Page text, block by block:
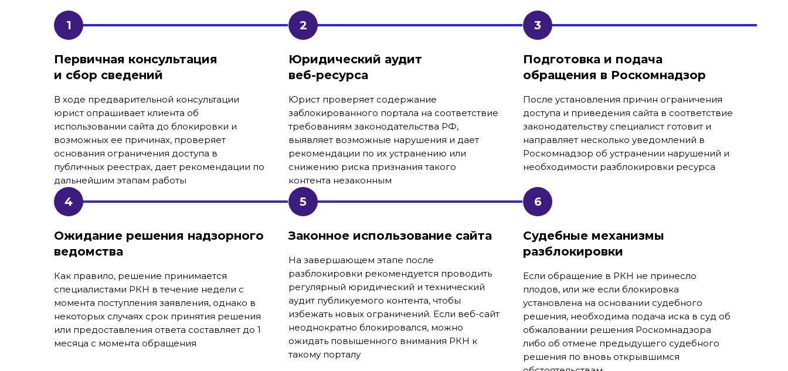
Первичная консультация
и сбор сведений
В ходе предварительной консультации
юрист опрашивает клиента об
использовании сайта до блокировки и
возможных ее причинах, проверяет
основания ограничения доступа в
публичных реестрах, дает рекомендации по
дальнейшим этапам работы
Юридический аудит
веб-ресурса
Юрист проверяет содержание
заблокированного портала на соответствие
требованиям законодательства РФ,
выявляет возможные нарушения и дает
рекомендации по их устранению или
снижению риска признания такого
контента незаконным
Подготовка и подача
обращения в Роскомнадзор
После установления причин ограничения
доступа и приведения сайта в соответствие
законодательству специалист готовит и
направляет несколько уведомлений в
Роскомнадзор об устранении нарушений и
необходимости разблокировки ресурса
Ожидание решения надзорного
ведомства
Как правило, решение принимается
специалистами РКН в течение недели с
момента поступления заявления, однако в
некоторых случаях срок принятия решения
или предоставления ответа составляет до 1
месяца с момента обращения
Законное использование сайта
На завершающем этапе после
разблокировки рекомендуется проводить
регулярный юридический и технический
аудит публикуемого контента, чтобы
избежать новых ограничений. Если веб-сайт
неоднократно блокировался, можно
ожидать повышенного внимания РКН к
такому порталу
Судебные механизмы
разблокировки
Если обращение в РКН не принесло
плодов, или же если блокировка
установлена на основании судебного
решения, необходима подача иска в суд об
обжаловании решения Роскомнадзора
либо об отмене предыдущего судебного
решения по вновь открывшимся